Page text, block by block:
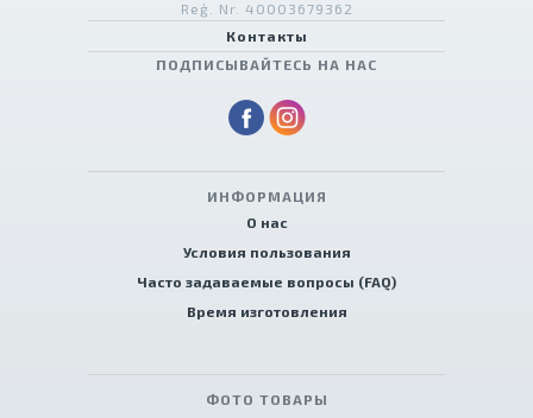
Reģ. Nr. 40003679362
Контакты
ПОДПИСЫВАЙТЕСЬ НА НАС
ИНФОРМАЦИЯ
О нас
Условия пользования
Часто задаваемые вопросы (FAQ)
Время изготовления
ФОТО ТОВАРЫ